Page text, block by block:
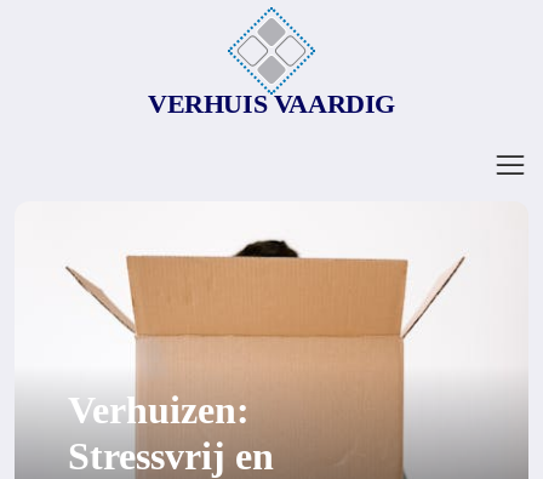
VERHUIS VAARDIG
Verhuizen:
Stressvrij en